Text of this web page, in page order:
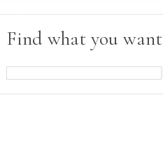
Find what you want